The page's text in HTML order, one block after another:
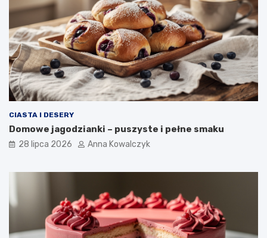
CIASTA I DESERY
Domowe jagodzianki – puszyste i pełne smaku
28 lipca 2026 Anna Kowalczyk